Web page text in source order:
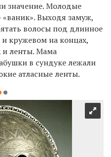
значение. Молодые
Выходя замуж,
волосы под длинное
и кружевом на концах,
и ленты. Мама
в сундуке лежали
атласные ленты.